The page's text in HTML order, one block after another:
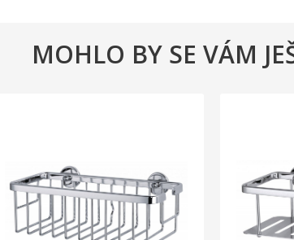
MOHLO BY SE VÁM